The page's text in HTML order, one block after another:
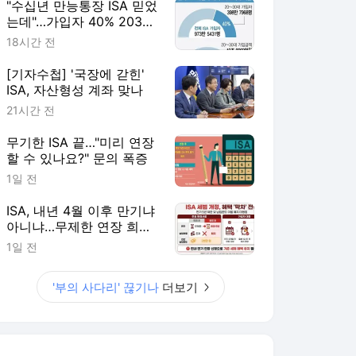
"수십년 만능통장 ISA 믿었
는데"…가입자 40% 2030
'부의 사다리' 끊기나
18시간 전
[기자수첩] '국장에 갇힌'
ISA, 자산형성 계좌 맞나
21시간 전
무기한 ISA 끝…"미리 연장
할 수 있나요?" 문의 폭증
1일 전
ISA, 내년 4월 이후 만기냐
아니냐…무제한 연장 희비
갈려
1일 전
'부의 사다리' 끊기나 더보기